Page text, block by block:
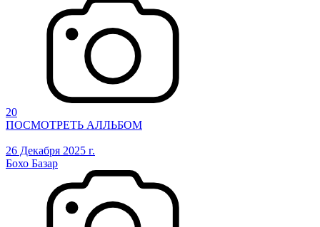
20
ПОСМОТРЕТЬ АЛЛЬБОМ
26 Декабря 2025 г.
Бохо Базар